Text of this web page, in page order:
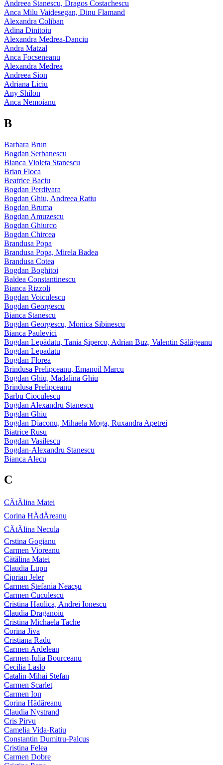
Andreea Stanescu, Dragos Costachescu
Anca Milu Vaidesegan, Dinu Flamand
Alexandra Coliban
Adina Dinitoiu
Alexandra Medrea-Danciu
Andra Matzal
Anca Focseneanu
Alexandra Medrea
Andreea Sion
Adriana Liciu
Any Shilon
Anca Nemoianu
B
Barbara Brun
Bogdan Serbanescu
Bianca Violeta Stanescu
Brian Floca
Beatrice Baciu
Bogdan Perdivara
Bogdan Ghiu, Andreea Ratiu
Bogdan Bruma
Bogdan Amuzescu
Bogdan Ghiurco
Bogdan Chircea
Brandusa Popa
Brandusa Popa, Mirela Badea
Brandusa Cotea
Bogdan Boghitoi
Baldea Constantinescu
Bianca Rizzoli
Bogdan Voiculescu
Bogdan Georgescu
Bianca Stanescu
Bogdan Georgescu, Monica Sibinescu
Bianca Paulevici
Bogdan Lepădatu, Tania Şiperco, Adrian Buz, Valentin Sălăgeanu
Bogdan Lepadatu
Bogdan Florea
Brindusa Prelipceanu, Emanoil Marcu
Bogdan Ghiu, Madalina Ghiu
Brindusa Prelipceanu
Barbu Cioculescu
Bogdan Alexandru Stanescu
Bogdan Ghiu
Bogdan Diaconu, Mihaela Moga, Ruxandra Apetrei
Biatrice Rusu
Bogdan Vasilescu
Bogdan-Alexandru Stanescu
Bianca Alecu
C
CÄtÄlina Matei
Corina HÄdÄreanu
CÄtÄlina Necula
Crstina Gogianu
Carmen Vioreanu
Cătălina Matei
Claudia Lupu
Ciprian Jeler
Carmen Ștefania Neacșu
Carmen Cuculescu
Cristina Haulica, Andrei Ionescu
Claudia Draganoiu
Cristina Michaela Tache
Corina Jiva
Cristiana Radu
Carmen Ardelean
Carmen-Iulia Bourceanu
Cecilia Laslo
Catalin-Mihai Stefan
Carmen Scarlet
Carmen Ion
Corina Hădăreanu
Claudia Nystrand
Cris Pirvu
Camelia Vida-Ratiu
Constantin Dumitru‑Palcus
Cristina Felea
Carmen Dobre